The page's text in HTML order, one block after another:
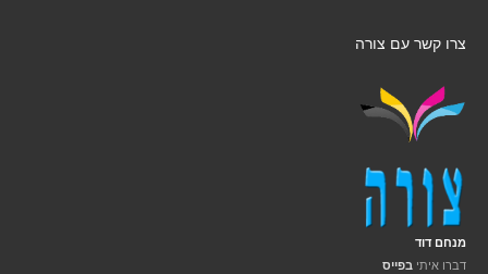
צרו קשר עם צורה
מנחם דוד
דברו איתי בפייס